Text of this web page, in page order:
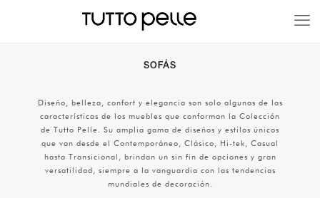
20% EN PRODUCTOS A FABRICACIÓN
SOFÁS
Diseño, belleza, confort y elegancia son solo algunas de las
características de los muebles que conforman la Colección
de Tutto Pelle. Su amplia gama de diseños y estilos únicos
que van desde el Contemporáneo, Clásico, Hi-tek, Casual
hasta Transicional, brindan un sin fin de opciones y gran
versatilidad, siempre a la vanguardia con las tendencias
mundiales de decoración.